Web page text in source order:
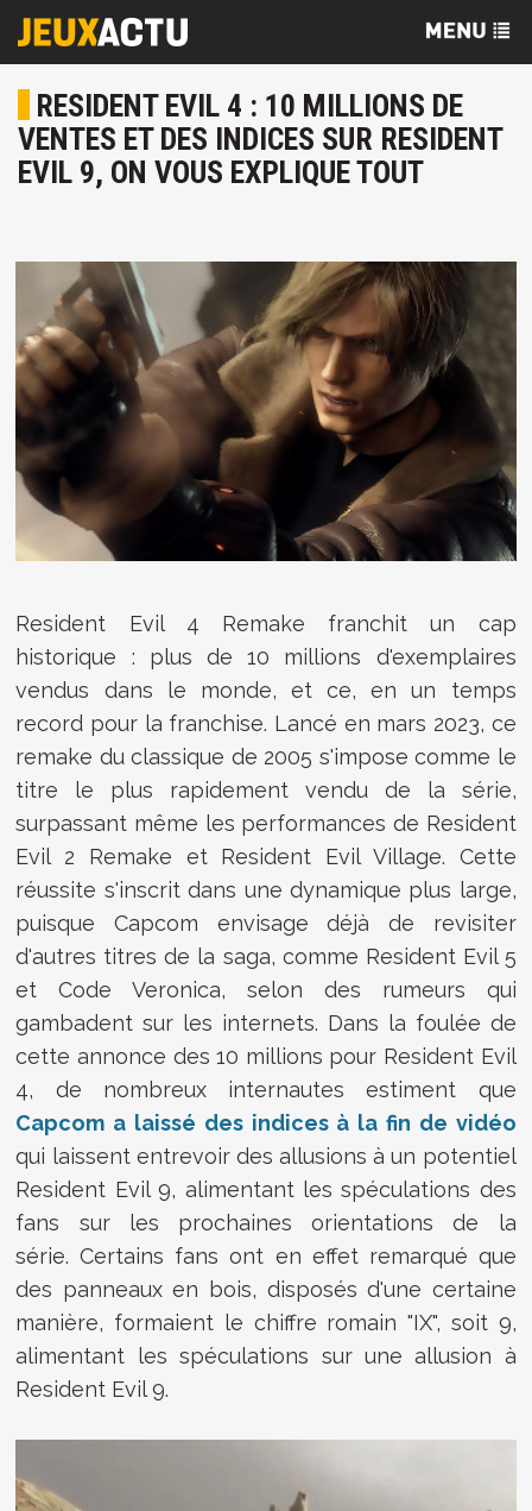
RESIDENT EVIL 4 : 10 MILLIONS DE
VENTES ET DES INDICES SUR RESIDENT
EVIL 9, ON VOUS EXPLIQUE TOUT
Resident Evil 4 Remake franchit un cap
historique : plus de 10 millions d'exemplaires
vendus dans le monde, et ce, en un temps
record pour la franchise. Lancé en mars 2023, ce
remake du classique de 2005 s'impose comme le
titre le plus rapidement vendu de la série,
surpassant même les performances de Resident
Evil 2 Remake et Resident Evil Village. Cette
réussite s'inscrit dans une dynamique plus large,
puisque Capcom envisage déjà de revisiter
d'autres titres de la saga, comme Resident Evil 5
et Code Veronica, selon des rumeurs qui
gambadent sur les internets. Dans la foulée de
cette annonce des 10 millions pour Resident Evil
4, de nombreux internautes estiment que
Capcom a laissé des indices à la fin de vidéo
qui laissent entrevoir des allusions à un potentiel
Resident Evil 9, alimentant les spéculations des
fans sur les prochaines orientations de la
série. Certains fans ont en effet remarqué que
des panneaux en bois, disposés d'une certaine
manière, formaient le chiffre romain "IX", soit 9,
alimentant les spéculations sur une allusion à
Resident Evil 9.